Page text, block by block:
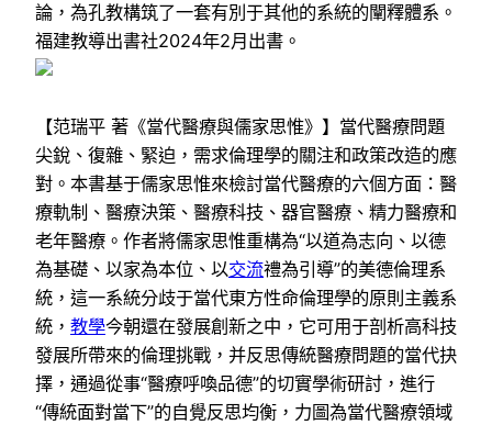
論，為孔教構筑了一套有別于其他的系統的闡釋體系。
福建教導出書社2024年2月出書。
【范瑞平 著《當代醫療與儒家思惟》】當代醫療問題
尖銳、復雜、緊迫，需求倫理學的關注和政策改造的應
對。本書基于儒家思惟來檢討當代醫療的六個方面：醫
療軌制、醫療決策、醫療科技、器官醫療、精力醫療和
老年醫療。作者將儒家思惟重構為“以道為志向、以德
為基礎、以家為本位、以交流禮為引導”的美德倫理系
統，這一系統分歧于當代東方性命倫理學的原則主義系
統， 教學今朝還在發展創新之中，它可用于剖析高科技
發展所帶來的倫理挑戰，并反思傳統醫療問題的當代抉
擇，通過從事“醫療呼喚品德”的切實學術研討，進行
“傳統面對當下”的自覺反思均衡，力圖為當代醫療領域